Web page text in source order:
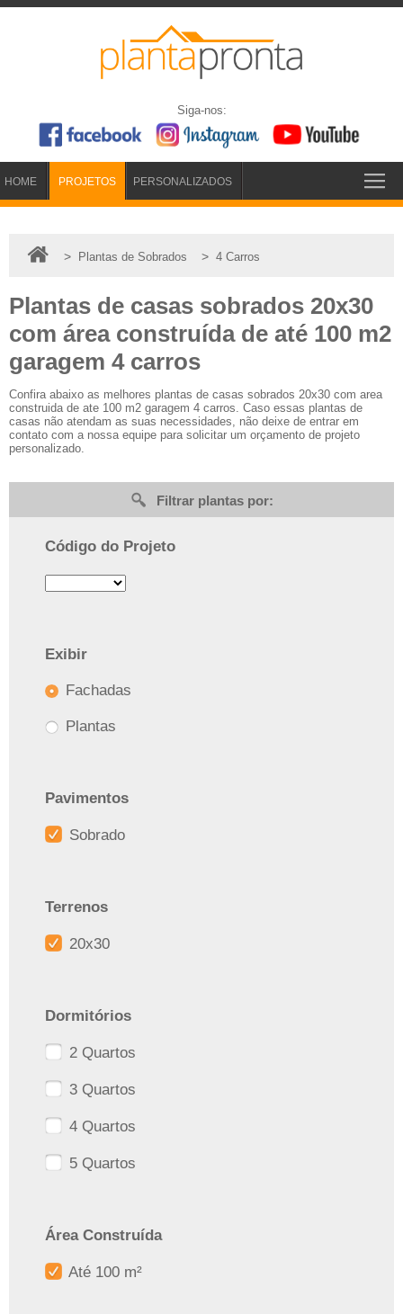
Siga-nos:
HOME PROJETOS PERSONALIZADOS
> Plantas de Sobrados > 4 Carros
Plantas de casas sobrados 20x30
com área construída de até 100 m2
garagem 4 carros
Confira abaixo as melhores plantas de casas sobrados 20x30 com area
construida de ate 100 m2 garagem 4 carros. Caso essas plantas de
casas não atendam as suas necessidades, não deixe de entrar em
contato com a nossa equipe para solicitar um orçamento de projeto
personalizado.
Filtrar plantas por:
Código do Projeto
Exibir
Fachadas
Plantas
Pavimentos
Sobrado
Terrenos
20x30
Dormitórios
2 Quartos
3 Quartos
4 Quartos
5 Quartos
Área Construída
Até 100 m²